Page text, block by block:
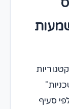
סעיף